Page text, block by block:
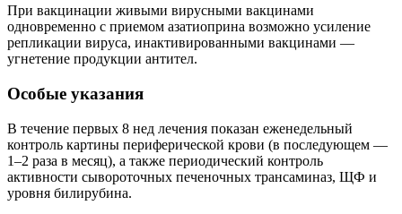
При вакцинации живыми вирусными вакцинами
одновременно с приемом азатиоприна возможно усиление
репликации вируса, инактивированными вакцинами —
угнетение продукции антител.
Особые указания
В течение первых 8 нед лечения показан еженедельный
контроль картины периферической крови (в последующем —
1–2 раза в месяц), а также периодический контроль
активности сывороточных печеночных трансаминаз, ЩФ и
уровня билирубина.